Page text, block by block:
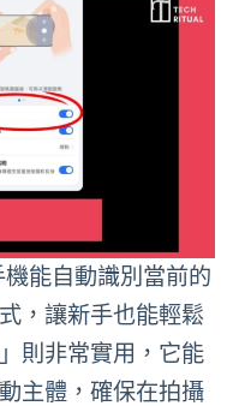
機能自動識別當前的
，讓新手也能輕鬆
則非常實用，它能
主體，確保在拍攝